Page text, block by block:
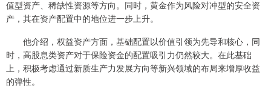
值型资产、稀缺性资源等方向。同时，黄金作为风险对冲型的安全资
产，其在资产配置中的地位进一步上升。
他介绍，权益资产方面，基础配置以价值引领为先导和核心，同
时，高股息类资产对于保险资金的配置吸引力仍然较大。在此基础
上，积极考虑通过新质生产力发展方向等新兴领域的布局来增厚收益
的弹性。